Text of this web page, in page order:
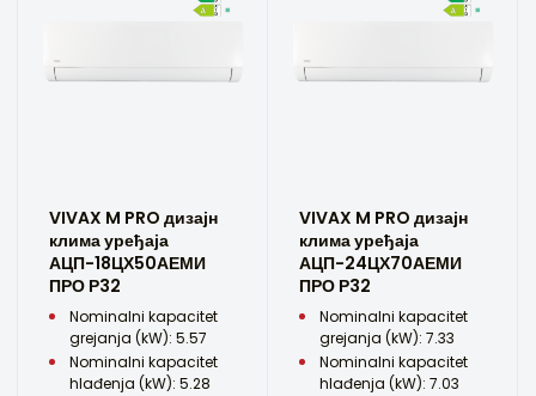
VIVAX M PRO дизајн
клима уређаја
АЦП-18ЦХ50АЕМИ
ПРО Р32
Nominalni kapacitet
grejanja (kW): 5.57
Nominalni kapacitet
hlađenja (kW): 5.28
VIVAX M PRO дизајн
клима уређаја
АЦП-24ЦХ70АЕМИ
ПРО Р32
Nominalni kapacitet
grejanja (kW): 7.33
Nominalni kapacitet
hlađenja (kW): 7.03